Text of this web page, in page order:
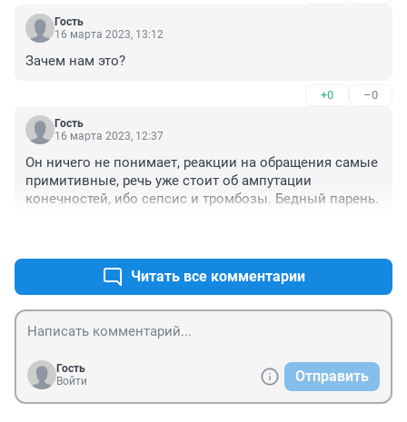
Гость
16 марта 2023, 13:12
Зачем нам это?
+0 –0
Гость
16 марта 2023, 12:37
Он ничего не понимает, реакции на обращения самые
примитивные, речь уже стоит об ампутации
конечностей, ибо сепсис и тромбозы. Бедный парень.
Читать все комментарии
Гость
Войти
Отправить